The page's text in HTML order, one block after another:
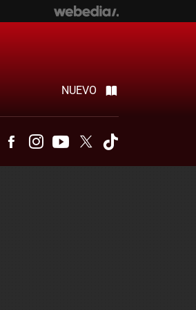
NUEVO
TelegramFacebookInstagramYoutubeTwitter